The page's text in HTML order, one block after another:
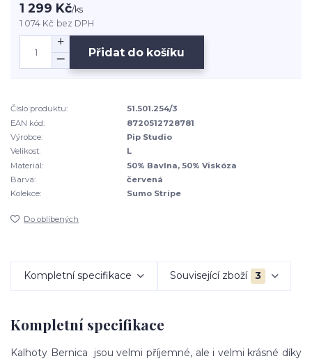
1 299 Kč/ks
1 074 Kč bez DPH
Přidat do košíku
Číslo produktu:
51.501.254/3
EAN kód:
8720512728781
Výrobce:
Pip Studio
Velikost:
L
Materiál:
50% Bavlna, 50% Viskóza
Barva:
červená
Kolekce:
Sumo Stripe
Do oblíbených
Kompletní specifikace Související zboží 3
Kompletní specifikace
Kalhoty Bernica jsou velmi příjemné, ale i velmi krásné díky